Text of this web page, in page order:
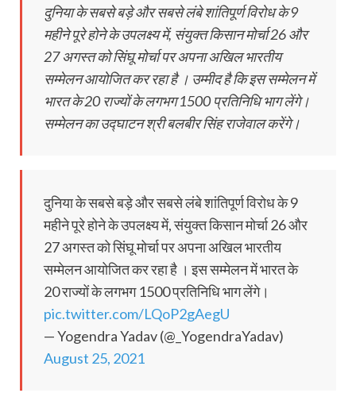
दुनिया के सबसे बड़े और सबसे लंबे शांतिपूर्ण विरोध के 9
महीने पूरे होने के उपलक्ष्य में, संयुक्त किसान मोर्चा 26 और
27 अगस्त को सिंघू मोर्चा पर अपना अखिल भारतीय
सम्मेलन आयोजित कर रहा है । उम्मीद है कि इस सम्मेलन में
भारत के 20 राज्यों के लगभग 1500 प्रतिनिधि भाग लेंगे।
सम्मेलन का उद्घाटन श्री बलबीर सिंह राजेवाल करेंगे।
दुनिया के सबसे बड़े और सबसे लंबे शांतिपूर्ण विरोध के 9
महीने पूरे होने के उपलक्ष्य में, संयुक्त किसान मोर्चा 26 और
27 अगस्त को सिंघू मोर्चा पर अपना अखिल भारतीय
सम्मेलन आयोजित कर रहा है । इस सम्मेलन में भारत के
20 राज्यों के लगभग 1500 प्रतिनिधि भाग लेंगे।
pic.twitter.com/LQoP2gAegU
— Yogendra Yadav (@_YogendraYadav)
August 25, 2021